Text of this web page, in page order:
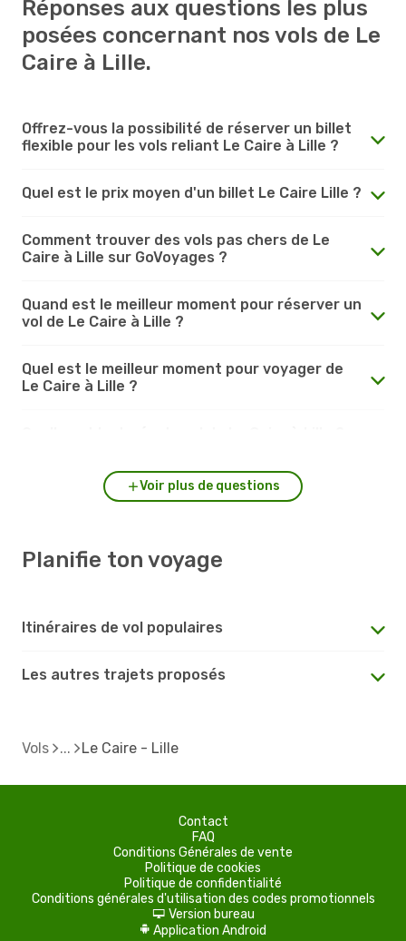
Réponses aux questions les plus
posées concernant nos vols de Le
Caire à Lille.
Offrez-vous la possibilité de réserver un billet
flexible pour les vols reliant Le Caire à Lille ?
Quel est le prix moyen d'un billet Le Caire Lille ?
Comment trouver des vols pas chers de Le
Caire à Lille sur GoVoyages ?
Quand est le meilleur moment pour réserver un
vol de Le Caire à Lille ?
Quel est le meilleur moment pour voyager de
Le Caire à Lille ?
Voir plus de questions
Planifie ton voyage
Itinéraires de vol populaires
Les autres trajets proposés
Vols Le Caire - Lille
Contact
FAQ
Conditions Générales de vente
Politique de cookies
Politique de confidentialité
Conditions générales d'utilisation des codes promotionnels
d Version bureau
A Application Android